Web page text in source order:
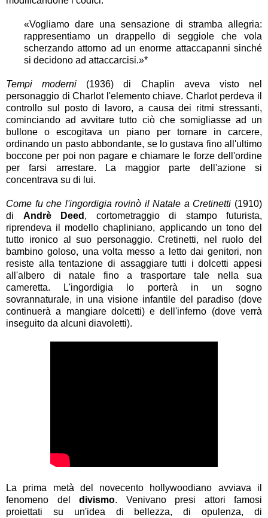
«Vogliamo dare una sensazione di stramba allegria:
rappresentiamo un drappello di seggiole che vola
scherzando attorno ad un enorme attaccapanni sinché
si decidono ad attaccarcisi.»*
Tempi moderni (1936) di Chaplin aveva visto nel
personaggio di Charlot l'elemento chiave. Charlot perdeva il
controllo sul posto di lavoro, a causa dei ritmi stressanti,
cominciando ad avvitare tutto ciò che somigliasse ad un
bullone o escogitava un piano per tornare in carcere,
ordinando un pasto abbondante, se lo gustava fino all'ultimo
boccone per poi non pagare e chiamare le forze dell'ordine
per farsi arrestare. La maggior parte dell'azione si
concentrava su di lui.
Come fu che l'ingordigia rovinò il Natale a Cretinetti (1910)
di Andrè Deed , cortometraggio di stampo futurista,
riprendeva il modello chapliniano, applicando un tono del
tutto ironico al suo personaggio. Cretinetti, nel ruolo del
bambino goloso, una volta messo a letto dai genitori, non
resiste alla tentazione di assaggiare tutti i dolcetti appesi
all'albero di natale fino a trasportare tale nella sua
cameretta. L'ingordigia lo porterà in un sogno
sovrannaturale, in una visione infantile del paradiso (dove
continuerà a mangiare dolcetti) e dell'inferno (dove verrà
inseguito da alcuni diavoletti).
La prima metà del novecento hollywoodiano avviava il
fenomeno del divismo. Venivano presi attori famosi
proiettati su un'idea di bellezza, di opulenza, di